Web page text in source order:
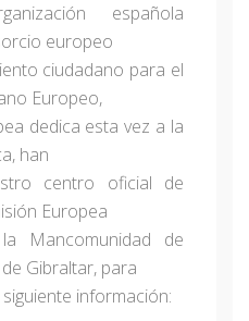
española
europeo
ciudadano para el
Europeo,
dedica esta vez a la
han
centro oficial de
Europea
Mancomunidad de
Gibraltar, para
información: